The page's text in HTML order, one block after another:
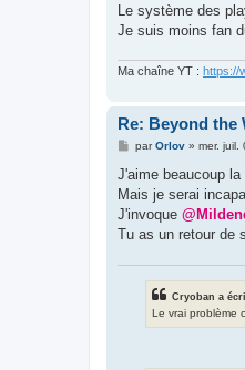
Le système des
Je suis moins fan
Ma chaîne YT : https://
Re: Beyond the
M
s
a
g
parOrlov» mer. juil.
J'aime beaucoup
Mais je serai
J'invoque
Tu as un retour de
Cryoban a
Le vrai problème